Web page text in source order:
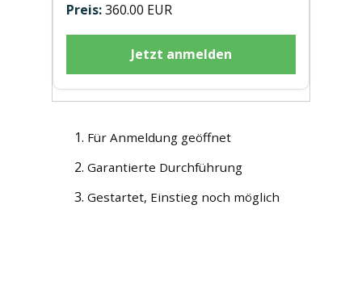
360.00 EUR
Jetzt anmelden
Für Anmeldung geöffnet
Garantierte Durchführung
Gestartet, Einstieg noch möglich